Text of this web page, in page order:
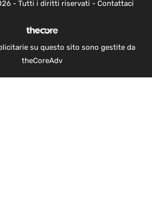
- Tutti i diritti riservati - Contattaci
su questo sito sono gestite da
theCoreAdv